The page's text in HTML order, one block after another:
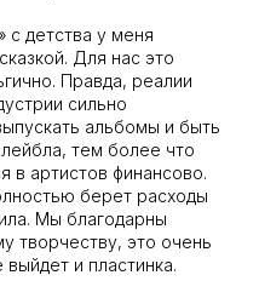
с детства у меня
Для нас это
Правда, реалии
сильно
альбомы и быть
тем более что
в артистов финансово.
берет расходы
Мы благодарны
творчеству, это очень
и пластинка.